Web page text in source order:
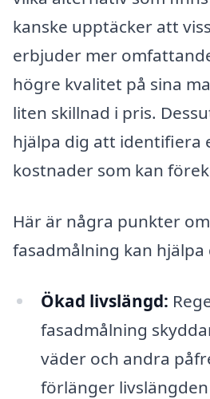
kanske upptäcker att
erbjuder mer
högre kvalitet på sina
liten skillnad i pris.
hjälpa dig att identifiera
kostnader som kan
Här är några punkter
fasadmålning kan
Ökad livslängd:
fasadmålning
väder och andra
förlänger